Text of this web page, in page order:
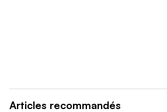
Articles recommandés